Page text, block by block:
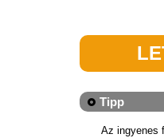
Tipp
Az ingyenes